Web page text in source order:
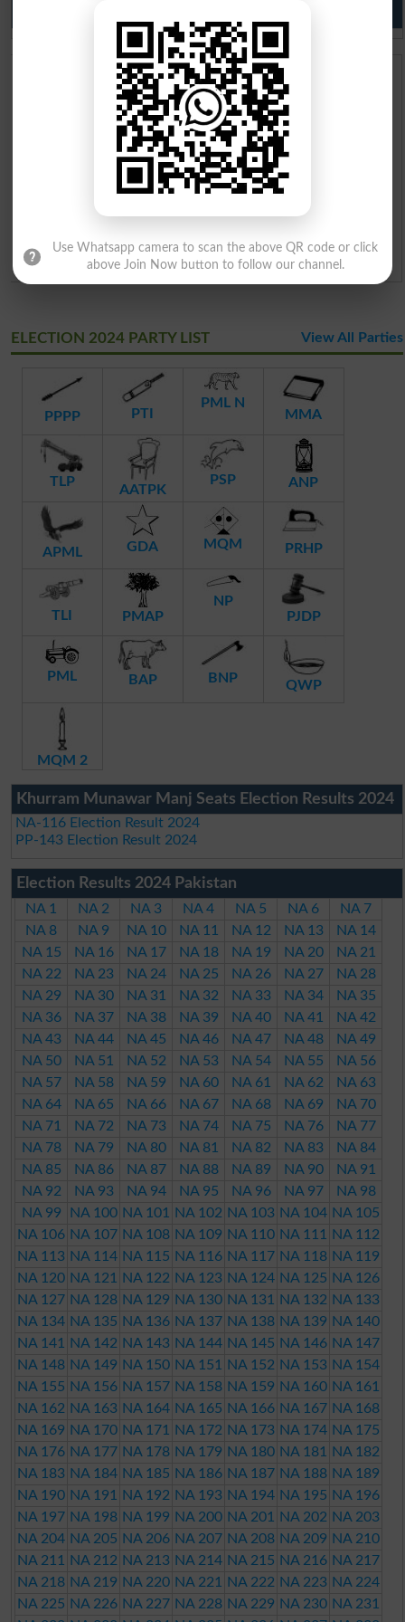
ELECTION 2024 PARTY LIST View All Parties
PPPP PTI
PML N
MMA
TLP
AATPK
PSP ANP
APML GDA MQM PRHP
TLI PMAP
NP
PJDP
PML BAP BNP QWP
MQM 2
Khurram Munawar Manj Seats Election Results 2024
NA-116 Election Result 2024
PP-143 Election Result 2024
Election Results 2024 Pakistan
NA 1 NA 2 NA 3 NA 4 NA 5 NA 6
NA 7
NA 8
NA 9 NA 10 NA 11 NA 12 NA 13
NA 14
NA 15
NA 16 NA 17 NA 18 NA 19 NA 20
NA 21
NA 22
NA 23 NA 24 NA 25 NA 26 NA 27
NA 28
NA 29
NA 30 NA 31 NA 32 NA 33 NA 34
NA 35
NA 36
NA 37 NA 38 NA 39 NA 40 NA 41
NA 42
NA 43
NA 44 NA 45 NA 46 NA 47 NA 48
NA 49
NA 50
NA 51 NA 52 NA 53 NA 54 NA 55
NA 56
NA 57
NA 58 NA 59 NA 60 NA 61 NA 62
NA 63
NA 64
NA 65 NA 66 NA 67 NA 68 NA 69
NA 70
NA 71
NA 72 NA 73 NA 74 NA 75 NA 76
NA 77
NA 78
NA 79 NA 80 NA 81 NA 82 NA 83
NA 84
NA 85
NA 86 NA 87 NA 88 NA 89 NA 90
NA 91
NA 92
NA 93 NA 94 NA 95 NA 96 NA 97
NA 98
NA 99
NA 100 NA 101 NA 102 NA 103 NA 104 NA 105
NA 106 NA 107 NA 108 NA 109 NA 110 NA 111
NA 112
NA 113 NA 114 NA 115 NA 116 NA 117 NA 118 NA 119
NA 120 NA 121 NA 122 NA 123 NA 124 NA 125 NA 126
NA 127 NA 128 NA 129 NA 130 NA 131 NA 132 NA 133
NA 134 NA 135 NA 136 NA 137 NA 138 NA 139 NA 140
NA 141
NA 142 NA 143 NA 144 NA 145 NA 146 NA 147
NA 148 NA 149 NA 150 NA 151 NA 152 NA 153 NA 154
NA 155 NA 156 NA 157 NA 158 NA 159 NA 160 NA 161
NA 162 NA 163 NA 164 NA 165 NA 166 NA 167 NA 168
NA 169 NA 170 NA 171 NA 172 NA 173 NA 174 NA 175
NA 176 NA 177 NA 178 NA 179 NA 180 NA 181
NA 182
NA 183 NA 184 NA 185 NA 186 NA 187 NA 188 NA 189
NA 190 NA 191 NA 192 NA 193 NA 194 NA 195 NA 196
NA 197 NA 198 NA 199 NA 200 NA 201 NA 202 NA 203
NA 204 NA 205 NA 206 NA 207 NA 208 NA 209 NA 210
NA 211
NA 212 NA 213 NA 214 NA 215 NA 216 NA 217
NA 218 NA 219 NA 220 NA 221 NA 222 NA 223 NA 224
NA 225 NA 226 NA 227 NA 228 NA 229 NA 230 NA 231
Use Whatsapp camera to scan the above QR code or click
above Join Now button to follow our channel.